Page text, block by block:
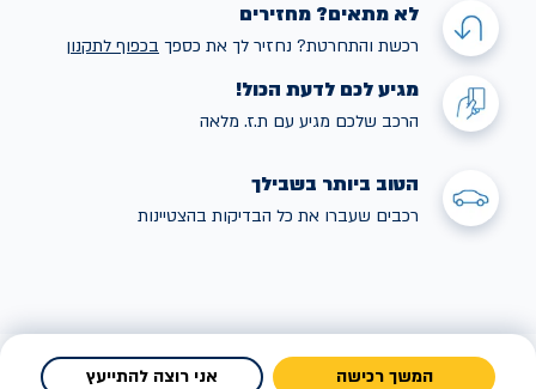
לא מתאים? מחזירים
רכשת והתחרטת? נחזיר לך את כספך בכפוף לתקנון
מגיע לכם לדעת הכול!
הרכב שלכם מגיע עם ת.ז. מלאה
הטוב ביותר בשבילך
רכבים שעברו את כל הבדיקות בהצטיינות
המשך רכישה אני רוצה להתייעץ